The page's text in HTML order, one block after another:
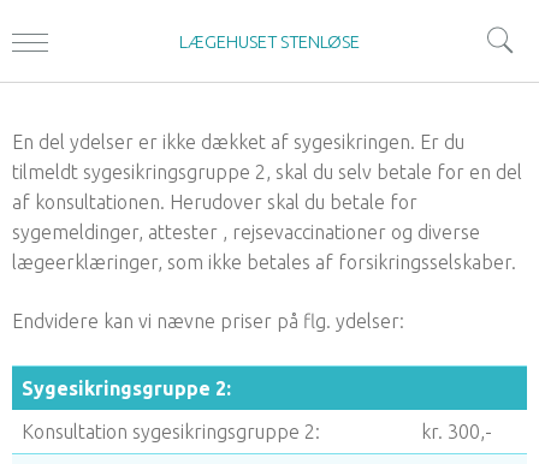
LÆGEHUSET STENLØSE
En del ydelser er ikke dækket af sygesikringen. Er du
tilmeldt sygesikringsgruppe 2, skal du selv betale for en del
af konsultationen. Herudover skal du betale for
sygemeldinger, attester , rejsevaccinationer og diverse
lægeerklæringer, som ikke betales af forsikringsselskaber.
Endvidere kan vi nævne priser på flg. ydelser:
Sygesikringsgruppe 2:
Konsultation sygesikringsgruppe 2:
kr. 300,-